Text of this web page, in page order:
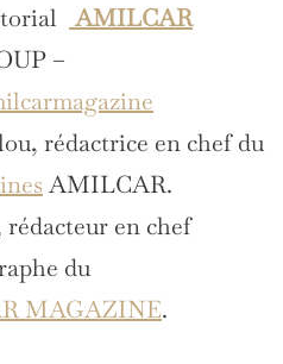
AMILCAR
–
rédactrice en chef du
AMILCAR.
en chef
du
MAGAZINE.